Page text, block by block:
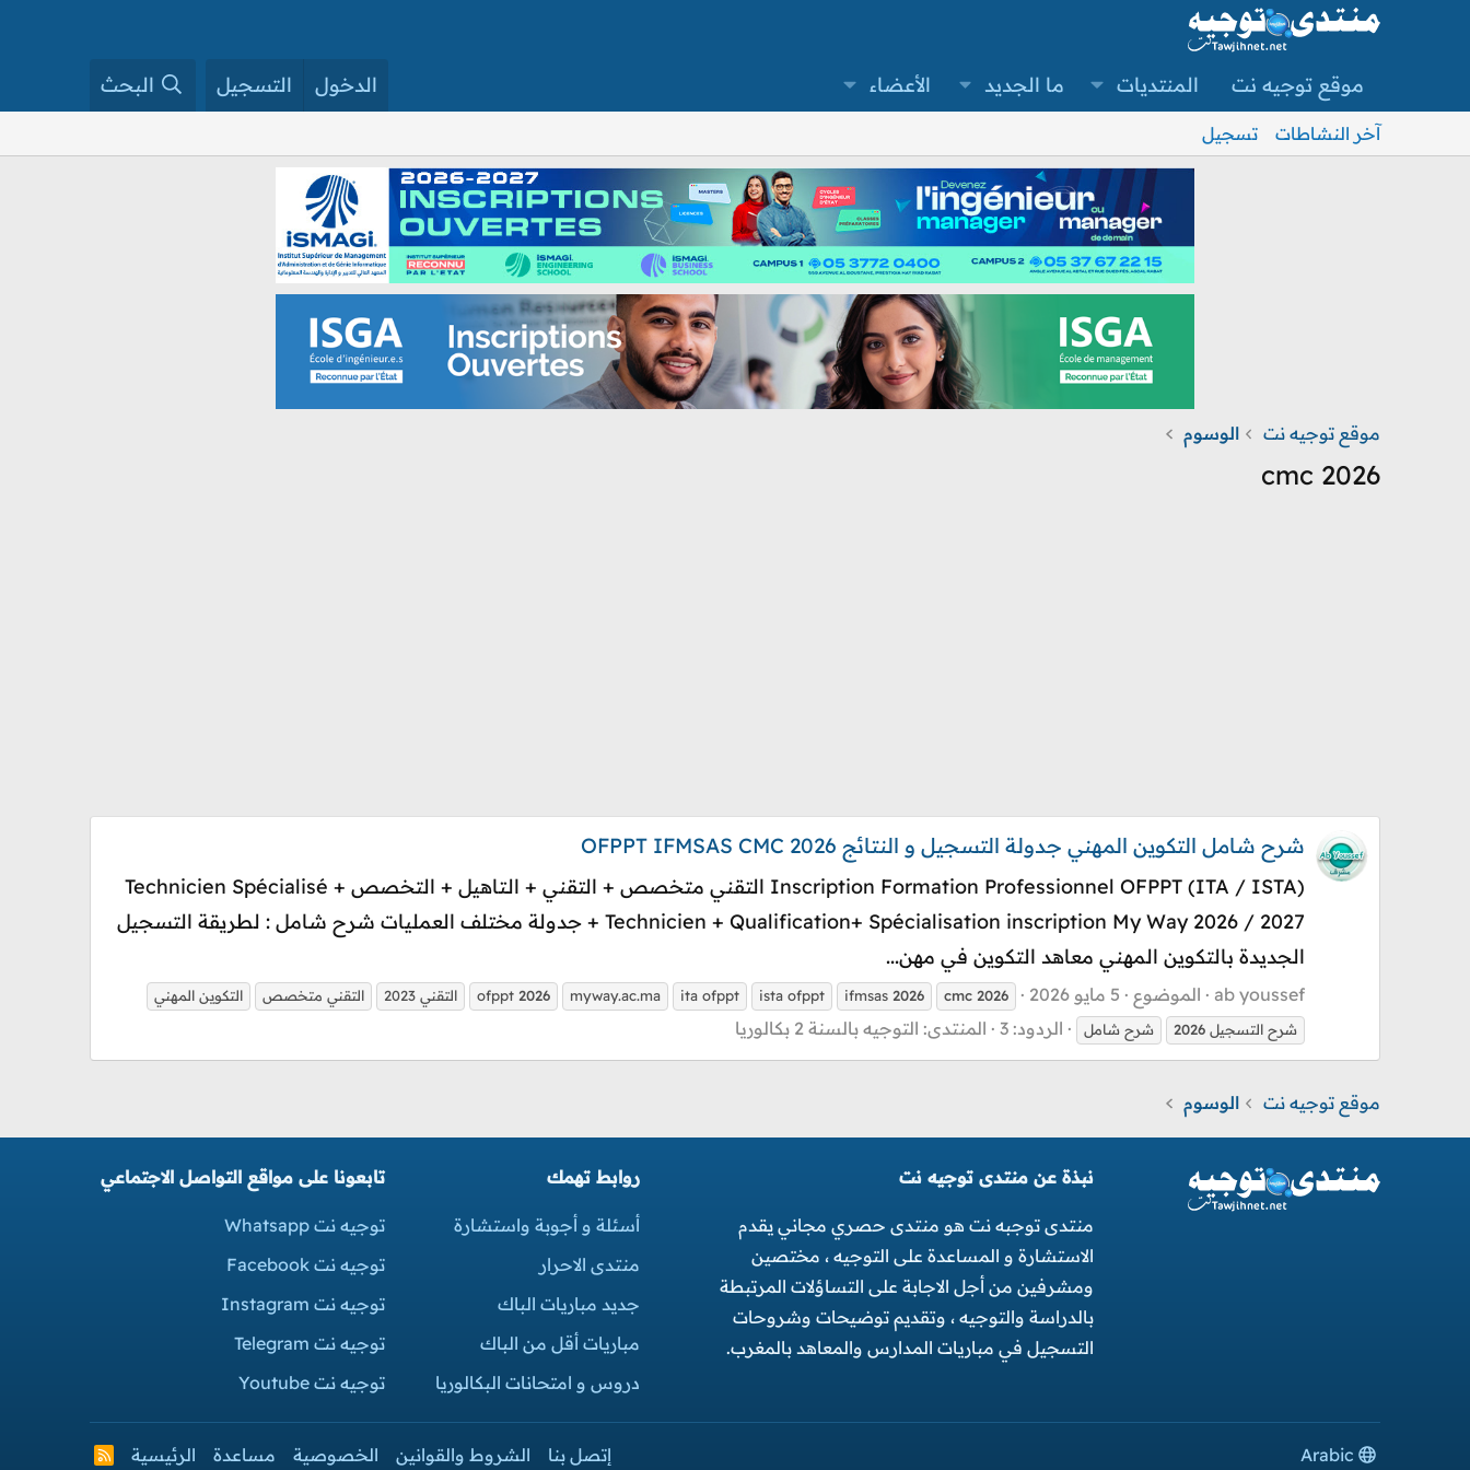
موقع توجيه نت المنتديات ما الجديد الأعضاء الدخول التسجيل البحث
آخر النشاطات تسجيل
موقع توجيه نت الوسوم
cmc 2026
شرح شامل التكوين المهني جدولة التسجيل و النتائج 2026 OFPPT IFMSAS CMC
(Inscription Formation Professionnel OFPPT (ITA / ISTA التقني متخصص + التقني + الـتاهيل + التخصص Technicien Spécialisé +
Technicien + Qualification+ Spécialisation inscription My Way 2026 / 2027 + جدولة مختلف العمليات شرح شامل : لطريقة التسجيل
الجديدة بالتكوين المهني معاهد التكوين في مهن...
ab youssef الموضوع 5 مايو 2026 cmc 2026
ifmsas 2026
ista ofppt
ita ofppt
myway.ac.ma
ofppt 2026 التقني 2023 التقني متخصص
التكوين المهني
شرح التسجيل 2026 شرح شامل الردود: 3 المنتدى: التوجيه بالسنة 2 بكالوريا
موقع توجيه نت الوسوم
نبذة عن منتدى توجيه نت
منتدى توجبه نت هو منتدى حصري مجاني يقدم
الاستشارة و المساعدة على التوجيه ، مختصين
ومشرفين من أجل الاجابة على التساؤلات المرتبطة
بالدراسة والتوجيه ، وتقديم توضيحات وشروحات
التسجيل في مباريات المدارس والمعاهد بالمغرب.
روابط تهمك
أسئلة و أجوبة واستشارة
منتدى الاحرار
جديد مباريات الباك
مباريات أقل من الباك
دروس و امتحانات البكالوريا
تابعونا على مواقع التواصل الاجتماعي
توجيه نت Whatsapp
توجيه نت Facebook
توجيه نت Instagram
توجيه نت Telegram
توجيه نت Youtube
إتصل بنا الشروط والقوانين الخصوصية مساعدة الرئيسية
R